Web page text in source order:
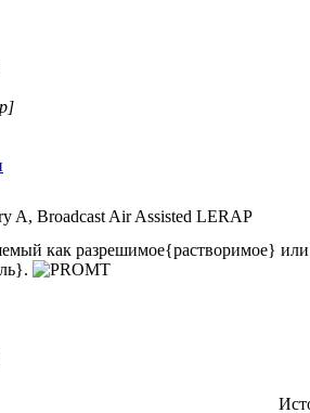
A, Broadcast Air Assisted LERAP
как разрешимое{растворимое}